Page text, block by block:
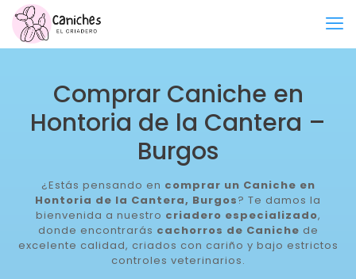
Comprar Caniche en
Hontoria de la Cantera –
Burgos
¿Estás pensando en comprar un Caniche en
Hontoria de la Cantera, Burgos? Te damos la
bienvenida a nuestro criadero especializado,
donde encontrarás cachorros de Caniche de
excelente calidad, criados con cariño y bajo estrictos
controles veterinarios.